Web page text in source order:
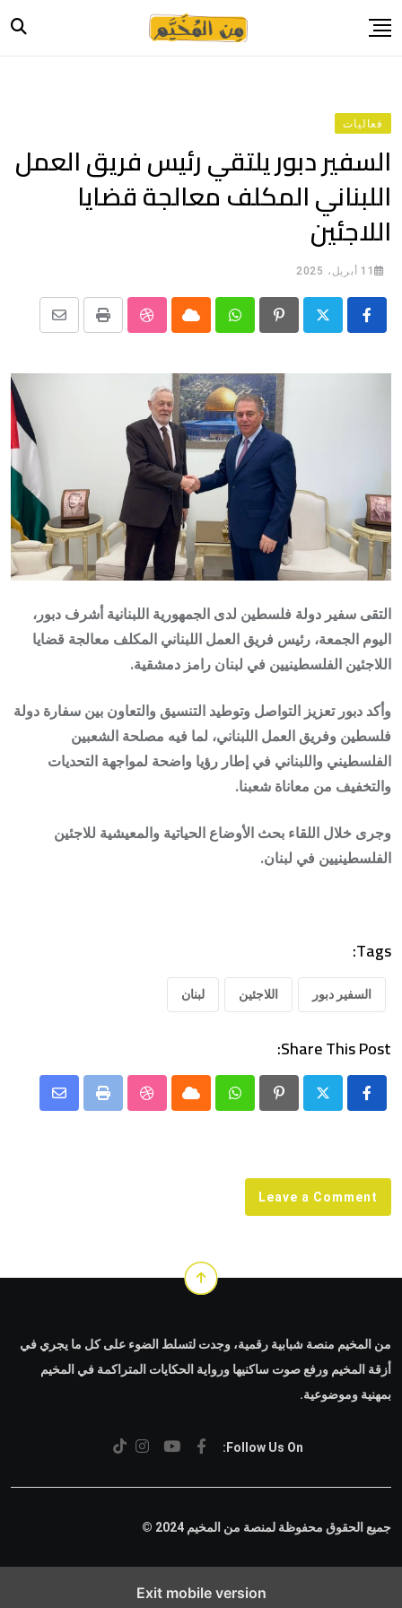
to
حياة
صورة وحكاية
قصة وسيرة
فيديو
المدونة
بيانات
فعاليات
السفير دبور يلتقي رئيس فريق العمل
اللبناني المكلف معالجة قضايا
اللاجئين
11 أبريل، 2025
Pinterest
Whatsapp
Cloud
StumbleUpon
Print
Share
Email
التقى سفير دولة فلسطين لدى الجمهورية اللبنانية أشرف دبور،
اليوم الجمعة، رئيس فريق العمل اللبناني المكلف معالجة قضايا
اللاجئين الفلسطينيين في لبنان رامز دمشقية.
وأكد دبور تعزيز التواصل وتوطيد التنسيق والتعاون بين سفارة دولة
فلسطين وفريق العمل اللبناني، لما فيه مصلحة الشعبين
الفلسطيني واللبناني في إطار رؤيا واضحة لمواجهة التحديات
والتخفيف من معاناة شعبنا.
وجرى خلال اللقاء بحث الأوضاع الحياتية والمعيشية للاجئين
الفلسطينيين في لبنان.
Tags:
السفير دبور اللاجئين لبنان
Share This Post:
Pinterest
Whatsapp
Cloud
StumbleUpon
Print
Share
Leave a Comment
من المخيم منصة شبابية رقمية، وجدت لتسلط الضوء على كل ما يجري في
أزقة المخيم ورفع صوت ساكنيها ورواية الحكايات المتراكمة في المخيم
بمهنية وموضوعية.
Follow Us On:
جميع الحقوق محفوظة لمنصة من المخيم 2024 ©
Exit mobile version